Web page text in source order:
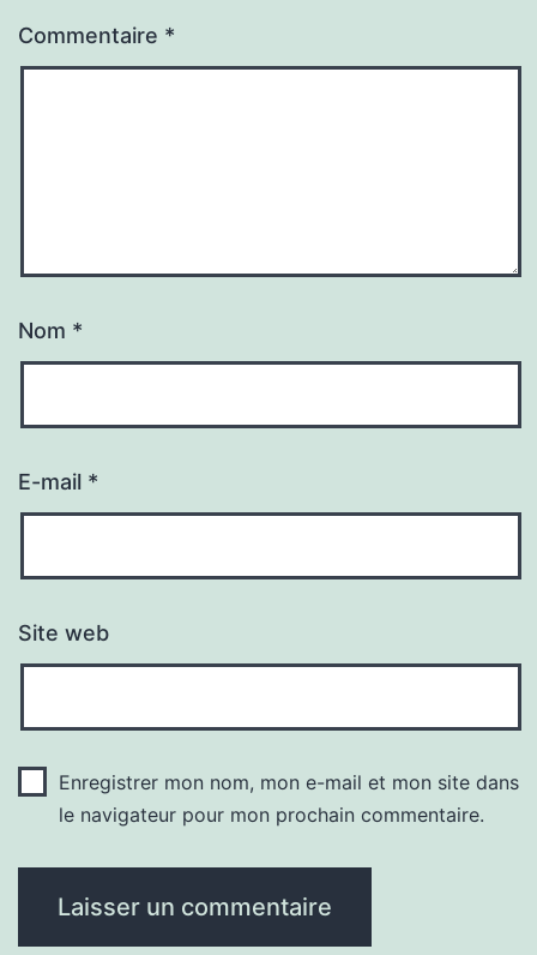
Commentaire *
Nom *
E-mail *
Site web
Enregistrer mon nom, mon e-mail et mon site dans
le navigateur pour mon prochain commentaire.